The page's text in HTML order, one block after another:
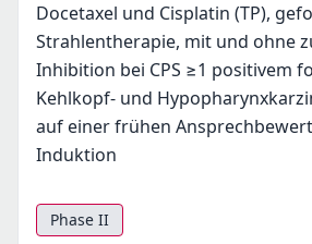
Docetaxel und Cisplatin (TP),
Strahlentherapie, mit und ohne
Inhibition bei CPS ≥1 positivem
Kehlkopf- und
auf einer frühen
Induktion
Phase II